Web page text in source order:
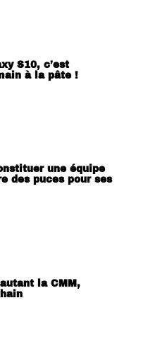
S10, c’est
à la pâte !
une équipe
des puces pour ses
la CMM,